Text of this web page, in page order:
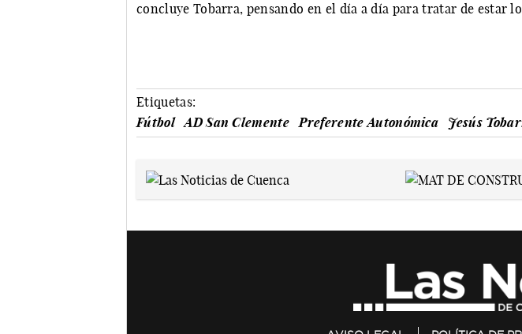
concluye Tobarra, pensando en el día a día para tratar de estar
Etiquetas:
Fútbol
AD San Clemente Preferente Autonómica Jesús